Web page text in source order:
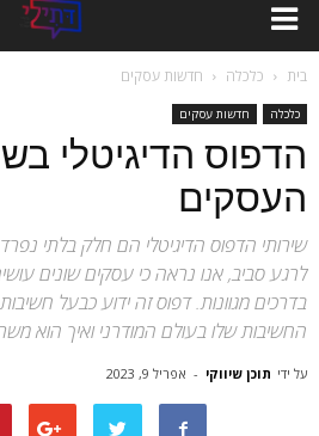
בית כלכלה חדשות עסקים
כלכלה חדשות עסקים
הדפוס הדיגיטלי
העסקים
שירותי הדפוס הדיגיטלי הם חלק בלתי
לרגע סביב, אנו נראה כי עסקים שונים
בדרכים מגוונות. דפוס זה ידוע כבעל
החשיבות שלו בעולם המודרני ואיך הוא
על ידי תוכן שיווקי - אפריל 9, 2023